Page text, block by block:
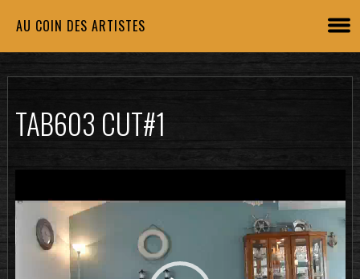
AU COIN DES ARTISTES
TAB603 CUT#1
vidéo